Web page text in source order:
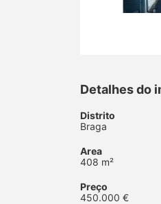
Detalhes do
Distrito
Braga
Area
408 m²
Preço
450.000 €